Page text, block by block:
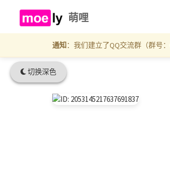
切换深色
萌哩
通知：我们建立了QQ交流群（群号：